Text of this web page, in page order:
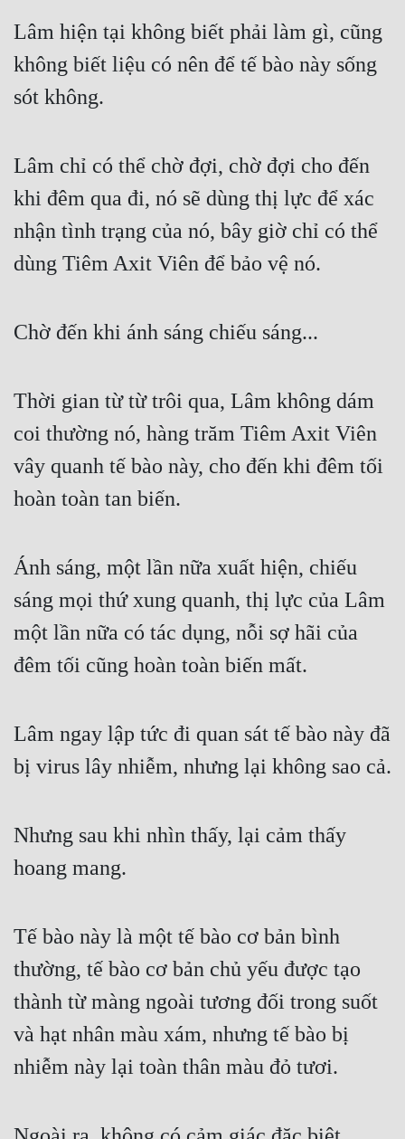
Mỹ Thực
Ngôn Tình
Ngược
Nữ Phụ
Phong Thủy - Tâm Linh
Sảng Văn
Sắc
Sủng
Thanh Xuân
Tiểu Thuyết
Trinh Thám
Triều Đấu
Tội Phạm
Vô Địch
Võng Du
Xuyên Không
Xuyên Nhanh
Xuyên Sách
Lâm hiện tại không biết phải làm gì, cũng
không biết liệu có nên để tế bào này sống
sót không.
Lâm chỉ có thể chờ đợi, chờ đợi cho đến
khi đêm qua đi, nó sẽ dùng thị lực để xác
nhận tình trạng của nó, bây giờ chỉ có thể
dùng Tiêm Axit Viên để bảo vệ nó.
Chờ đến khi ánh sáng chiếu sáng...
Thời gian từ từ trôi qua, Lâm không dám
coi thường nó, hàng trăm Tiêm Axit Viên
vây quanh tế bào này, cho đến khi đêm tối
hoàn toàn tan biến.
Ánh sáng, một lần nữa xuất hiện, chiếu
sáng mọi thứ xung quanh, thị lực của Lâm
một lần nữa có tác dụng, nỗi sợ hãi của
đêm tối cũng hoàn toàn biến mất.
Lâm ngay lập tức đi quan sát tế bào này đã
bị virus lây nhiễm, nhưng lại không sao cả.
Nhưng sau khi nhìn thấy, lại cảm thấy
hoang mang.
Tế bào này là một tế bào cơ bản bình
thường, tế bào cơ bản chủ yếu được tạo
thành từ màng ngoài tương đối trong suốt
và hạt nhân màu xám, nhưng tế bào bị
nhiễm này lại toàn thân màu đỏ tươi.